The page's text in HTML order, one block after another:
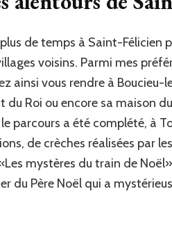
de temps à Saint-Félicien
voisins. Parmi mes
ainsi vous rendre à
du Roi ou encore sa maison
le parcours a été complété, à
de crèches réalisées par
mystères du train de
du Père Noël qui a